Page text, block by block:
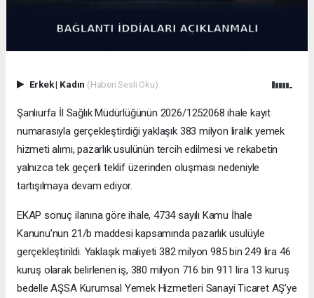
Erkek| Kadın (Haberi Sesli Oku)
Şanlıurfa İl Sağlık Müdürlüğünün 2026/1252068 ihale kayıt
numarasıyla gerçekleştirdiği yaklaşık 383 milyon liralık yemek
hizmeti alımı, pazarlık usulünün tercih edilmesi ve rekabetin
yalnızca tek geçerli teklif üzerinden oluşması nedeniyle
tartışılmaya devam ediyor.
EKAP sonuç ilanına göre ihale, 4734 sayılı Kamu İhale
Kanunu’nun 21/b maddesi kapsamında pazarlık usulüyle
gerçekleştirildi. Yaklaşık maliyeti 382 milyon 985 bin 249 lira 46
kuruş olarak belirlenen iş, 380 milyon 716 bin 911 lira 13 kuruş
bedelle AŞSA Kurumsal Yemek Hizmetleri Sanayi Ticaret AŞ’ye